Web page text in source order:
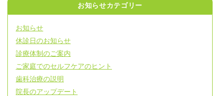
お知らせカテゴリー
お知らせ
休診日のお知らせ
診療体制のご案内
ご家庭でのセルフケアのヒント
歯科治療の説明
院長のアップデート